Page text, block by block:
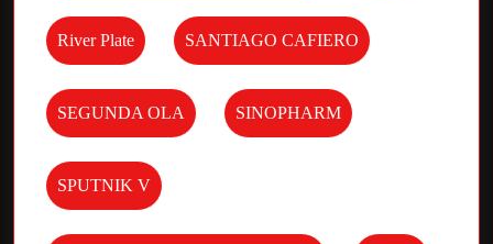
River Plate SANTIAGO CAFIERO
SEGUNDA OLA SINOPHARM
SPUTNIK V